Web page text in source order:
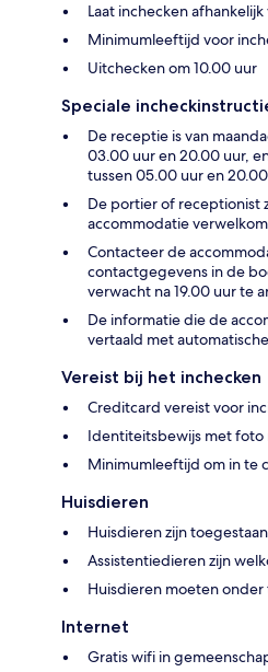
Laat inchecken
Minimumleeftijd voor
Uitchecken om 10.00 uur
Speciale
De receptie is van
03.00 uur en 20.00 uur,
tussen 05.00 uur en
De portier of receptionist
accommodatie
Contacteer de
contactgegevens in de
verwacht na 19.00 uur te
De informatie die de
vertaald met
Vereist bij het inchecken
Creditcard vereist voor
Identiteitsbewijs met foto
Minimumleeftijd om in te
Huisdieren
Huisdieren zijn
Assistentiedieren zijn
Huisdieren moeten
Internet
Gratis wifi in